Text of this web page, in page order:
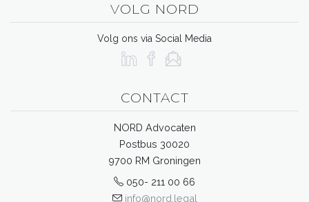
VOLG NORD
Volg ons via Social Media
CONTACT
NORD Advocaten
Postbus 30020
9700 RM Groningen
050- 211 00 66
info@nord.legal